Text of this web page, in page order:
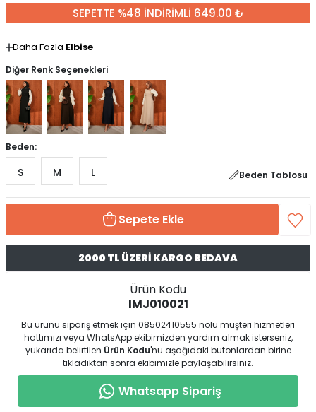
SEPETTE %48 İNDİRİMLİ 649.00 ₺
Daha Fazla Elbise
Diğer Renk Seçenekleri
Beden:
S M L Beden Tablosu
Sepete Ekle
2000 TL ÜZERİ KARGO BEDAVA
Ürün Kodu
IMJ010021
Bu ürünü sipariş etmek için 08502410555 nolu müşteri hizmetleri
hattımızı veya WhatsApp ekibimizden yardım almak isterseniz,
yukarıda belirtilen Ürün Kodu'nu aşağıdaki butonlardan birine
tıkladıktan sonra ekibimizle paylaşabilirsiniz.
Whatsapp Sipariş